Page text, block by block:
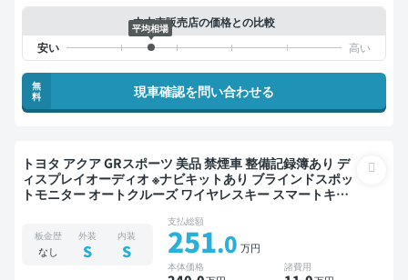
中古車販売店の価格との比較
平均相場
無
料
現車確認を問い合わせる
トヨタ アクア GRスポーツ 美品 禁煙車 整備記録簿あり デ
ィスプレイオーディオ ※ナビキットあり ブラインドスポッ
トモニター オートクルーズ ワイヤレスキー スマートキー
板金歴
なし
外装
S
内装
S
支払総額
251.0 万円
本体価格 諸費用